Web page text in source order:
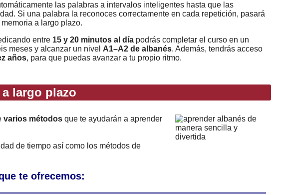
las palabras a intervalos inteligentes hasta que las
Si una palabra la reconoces correctamente en cada repetición, pasará
a largo plazo.
entre 15 y 20 minutos al díapodrás completar el curso en un
meses y alcanzar un nivel A1–A2 de albanés. Además, tendrás acceso
años, para que puedas avanzar a tu propio ritmo.
largo plazo
varios métodosque te ayudarán a aprender
de tiempo así como los métodos de
te ofrecemos: